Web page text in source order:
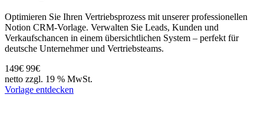
Optimieren Sie Ihren Vertriebsprozess mit unserer professionellen
Notion CRM-Vorlage. Verwalten Sie Leads, Kunden und
Verkaufschancen in einem übersichtlichen System – perfekt für
deutsche Unternehmer und Vertriebsteams.
149€ 99€
netto zzgl. 19 % MwSt.
Vorlage entdecken